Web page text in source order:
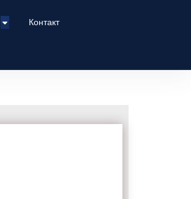
Контакт